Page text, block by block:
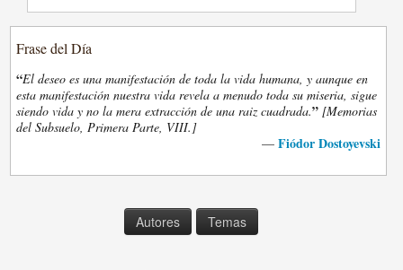
Frase del Día
“El deseo es una manifestación de toda la vida humana, y aunque en
esta manifestación nuestra vida revela a menudo toda su miseria, sigue
siendo vida y no la mera extracción de una raiz cuadrada.” [Memorias
del Subsuelo, Primera Parte, VIII.]
— Fiódor Dostoyevski
Autores Temas